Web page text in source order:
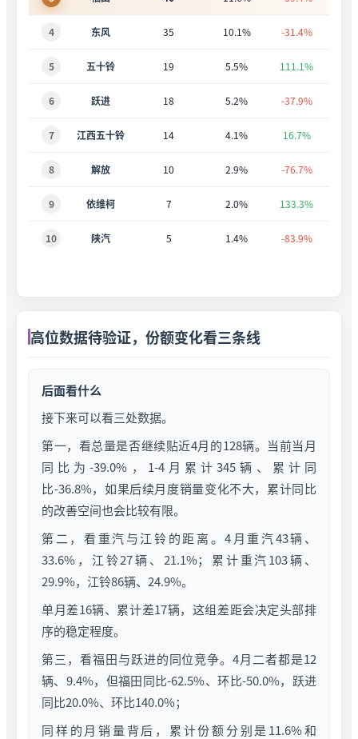
4 东风 35 10.1% -31.4%
5 五十铃 19 5.5% 111.1%
6 跃进 18 5.2% -37.9%
7 江西五十铃 14 4.1% 16.7%
8 解放 10 2.9% -76.7%
9 依维柯 7 2.0% 133.3%
10 陕汽 5 1.4% -83.9%
高位数据待验证，份额变化看三条线
后面看什么
接下来可以看三处数据。
第一，看总量是否继续贴近4月的128辆。当前当月
同比为-39.0%，1-4月累计345辆、累计同
比-36.8%，如果后续月度销量变化不大，累计同比
的改善空间也会比较有限。
第二，看重汽与江铃的距离。4月重汽43辆、
33.6%，江铃27辆、21.1%；累计重汽103辆、
29.9%，江铃86辆、24.9%。
单月差16辆、累计差17辆，这组差距会决定头部排
序的稳定程度。
第三，看福田与跃进的同位竞争。4月二者都是12
辆、9.4%，但福田同比-62.5%、环比-50.0%，跃进
同比20.0%、环比140.0%；
同样的月销量背后，累计份额分别是11.6%和